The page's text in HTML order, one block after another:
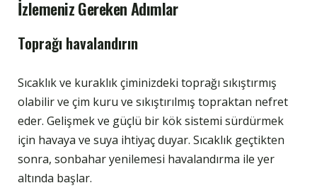
İzlemeniz Gereken Adımlar
Toprağı havalandırın
Sıcaklık ve kuraklık çiminizdeki toprağı sıkıştırmış
olabilir ve çim kuru ve sıkıştırılmış topraktan nefret
eder. Gelişmek ve güçlü bir kök sistemi sürdürmek
için havaya ve suya ihtiyaç duyar. Sıcaklık geçtikten
sonra, sonbahar yenilemesi havalandırma ile yer
altında başlar.